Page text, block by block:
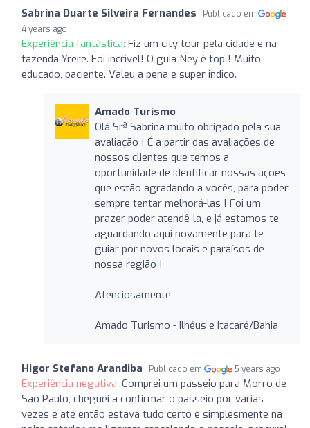
Sabrina Duarte Silveira Fernandes
Publicado em
4 years ago
Experiência fantástica: Fiz um city tour pela cidade e na
fazenda Yrere. Foi incrível! O guia Ney é top ! Muito
educado, paciente. Valeu a pena e super indico.
Amado Turismo
Olá Srª Sabrina muito obrigado pela sua
avaliação ! É a partir das avaliações de
nossos clientes que temos a
oportunidade de identificar nossas ações
que estão agradando a vocês, para poder
sempre tentar melhorá-las ! Foi um
prazer poder atendê-la, e já estamos te
aguardando aqui novamente para te
guiar por novos locais e paraísos de
nossa região !
Atenciosamente,
Amado Turismo - Ilhéus e Itacaré/Bahia
Higor Stefano Arandiba Publicado em 5 years ago
Experiência negativa: Comprei um passeio para Morro de
São Paulo, cheguei a confirmar o passeio por várias
vezes e até então estava tudo certo e simplesmente na